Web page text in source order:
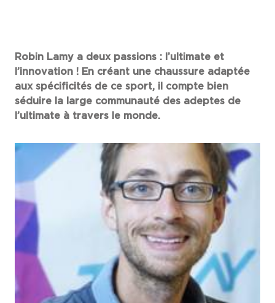
Robin Lamy a deux passions : l’ultimate et
l’innovation ! En créant une chaussure adaptée
aux spécificités de ce sport, il compte bien
séduire la large communauté des adeptes de
l’ultimate à travers le monde.